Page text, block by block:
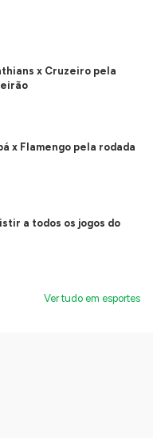
x Cruzeiro pela
x Flamengo pela rodada
a todos os jogos do
Ver tudo em esportes